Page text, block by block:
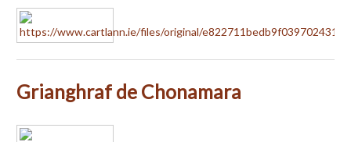
Grianghraf de Chonamara